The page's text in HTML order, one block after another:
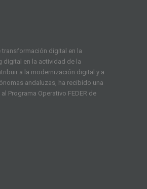
digital en la
digital en la actividad de la
a la modernización digital y a
andaluzas, ha recibido una
Programa Operativo FEDER de